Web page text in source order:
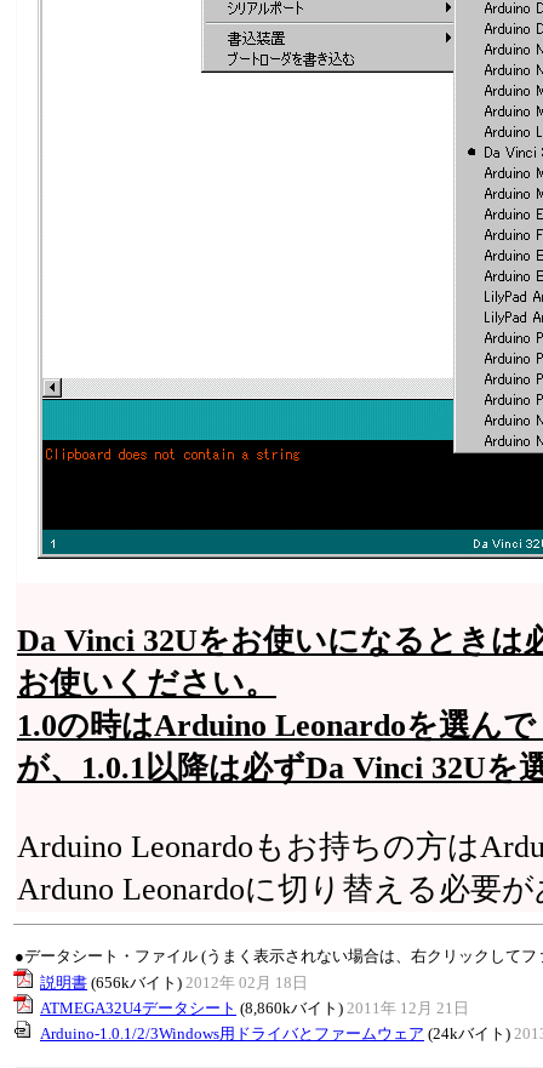
Da Vinci 32Uをお使いになるときは
お使いください。
1.0の時はArduino Leonardoを選ん
が、1.0.1以降は必ずDa Vinci 32Uを
Arduino Leonardoもお持ちの方は
Arduno Leonardoに切り替える必要
●データシート・ファイル (うまく表示されない場合は、右クリックして
説明書 (656kバイト) 2012年 02月 18日
ATMEGA32U4データシート (8,860kバイト) 2011年 12月 21日
Arduino-1.0.1/2/3Windows用ドライバとファームウェア (24kバイト)